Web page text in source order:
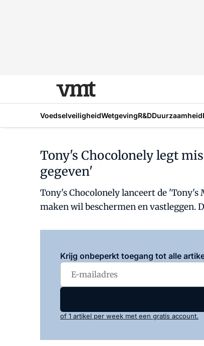
VoedselveiligheidWetgevingR&DDuurzaamheid
Tony's Chocolonely legt
gegeven'
Tony's Chocolonely lanceert de
maken wil beschermen en vastleggen.
Krijg onbeperkt toegang tot alle
of 1 artikel per week met een gratis account.